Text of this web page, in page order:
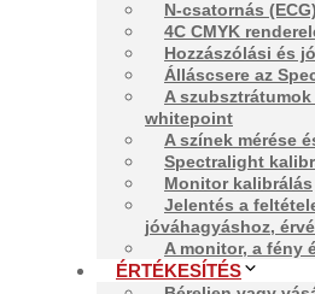
N-csatornás
4C CMYK
Hozzászólási és
Álláscsere az
A
whitepoint
A színek mérése
Spectralight
Monitor kalibrálás
Jelentés a
jóváhagyáshoz,
A monitor, a fény
ÉRTÉKESÍTÉS
cég világszerte, amely a
Kapcsolat